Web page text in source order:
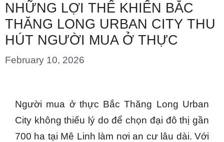
NHỮNG LỢI THẾ KHIẾN BẮC
THĂNG LONG URBAN CITY THU
HÚT NGƯỜI MUA Ở THỰC
February 10, 2026
Người mua ở thực Bắc Thăng Long Urban
City không thiếu lý do để chọn đại đô thị gần
700 ha tại Mê Linh làm nơi an cư lâu dài. Với